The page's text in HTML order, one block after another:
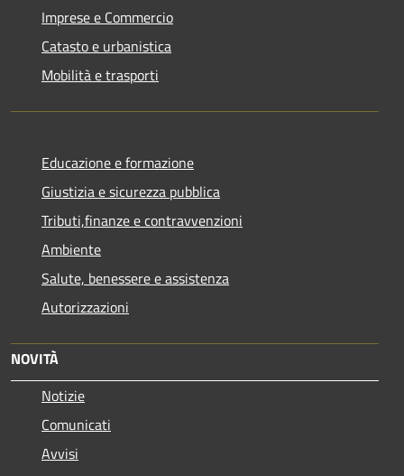
Imprese e Commercio
Catasto e urbanistica
Mobilità e trasporti
Educazione e formazione
Giustizia e sicurezza pubblica
Tributi,finanze e contravvenzioni
Ambiente
Salute, benessere e assistenza
Autorizzazioni
NOVITÀ
Notizie
Comunicati
Avvisi